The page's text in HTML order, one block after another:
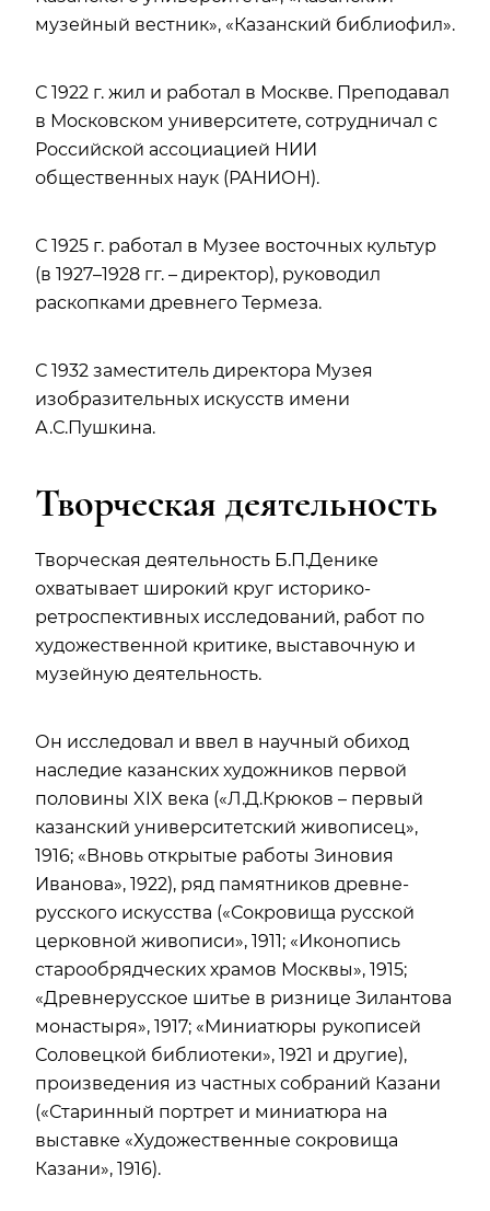
музейный вестник», «Казанский библиофил».
С 1922 г. жил и работал в Москве. Преподавал
в Московском университете, сотрудничал с
Российской ассоциацией НИИ
общественных наук (РАНИОН).
С 1925 г. работал в Музее восточных культур
(в 1927–1928 гг. – директор), руководил
раскопками древнего Термеза.
С 1932 заместитель директора Музея
изобразительных искусств имени
А.С.Пушкина.
Творческая деятельность
Творческая деятельность Б.П.Денике
охватывает широкий круг историко-
ретроспективных исследований, работ по
художественной критике, выставочную и
музейную деятельность.
Он исследовал и ввел в научный обиход
наследие казанских художников первой
половины XIX века («Л.Д.Крюков – первый
казанский университетский живописец»,
1916; «Вновь открытые работы Зиновия
Иванова», 1922), ряд памятников древне-
русского искусства («Сокровища русской
церковной живописи», 1911; «Иконопись
старообрядческих храмов Москвы», 1915;
«Древнерусское шитье в ризнице Зилантова
монастыря», 1917; «Миниатюры рукописей
Соловецкой библиотеки», 1921 и другие),
произведения из частных собраний Казани
(«Старинный портрет и миниатюра на
выставке «Художественные сокровища
Казани», 1916).